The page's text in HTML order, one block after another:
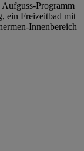
Programm
ein Freizeitbad mit
Innenbereich